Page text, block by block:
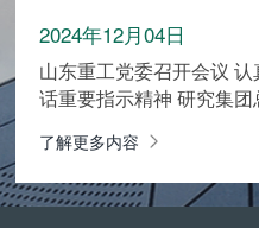
2024年12月04日
山东重工党委召开会议
话重要指示精神 研究集
了解更多内容